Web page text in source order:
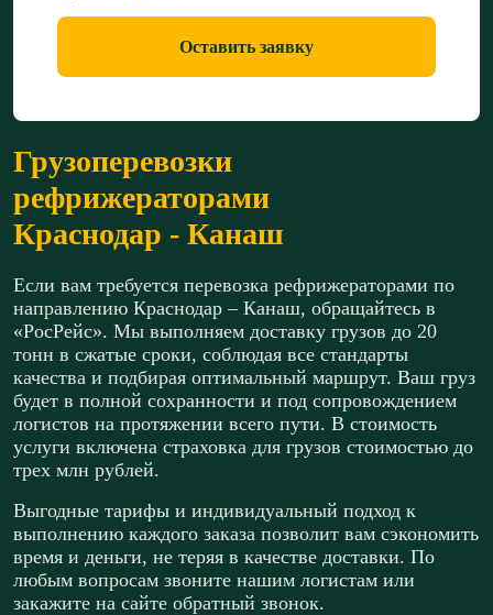
Грузоперевозки
рефрижераторами
Краснодар - Канаш
Если вам требуется перевозка рефрижераторами по
направлению Краснодар – Канаш, обращайтесь в
«РосРейс». Мы выполняем доставку грузов до 20
тонн в сжатые сроки, соблюдая все стандарты
качества и подбирая оптимальный маршрут. Ваш груз
будет в полной сохранности и под сопровождением
логистов на протяжении всего пути. В стоимость
услуги включена страховка для грузов стоимостью до
трех млн рублей.
Выгодные тарифы и индивидуальный подход к
выполнению каждого заказа позволит вам сэкономить
время и деньги, не теряя в качестве доставки. По
любым вопросам звоните нашим логистам или
закажите на сайте обратный звонок.
Оставить заявку